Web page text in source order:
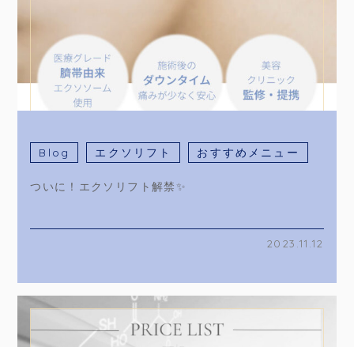
Blog エクソリフト おすすめメニュー
ついに！エクソリフト解禁✨
2023.11.12